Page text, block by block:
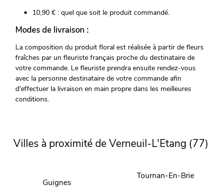
10,90 € : quel que soit le produit commandé.
Modes de livraison :
La composition du produit floral est réalisée à partir de fleurs
fraîches par un fleuriste français proche du destinataire de
votre commande. Le fleuriste prendra ensuite rendez-vous
avec la personne destinataire de votre commande afin
d'effectuer la livraison en main propre dans les meilleures
conditions.
Villes à proximité de Verneuil-L'Etang (77)
Guignes
Tournan-En-Brie